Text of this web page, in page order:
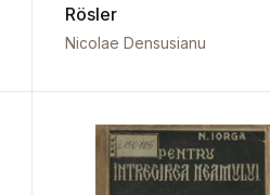
Rösler
Nicolae Densusianu